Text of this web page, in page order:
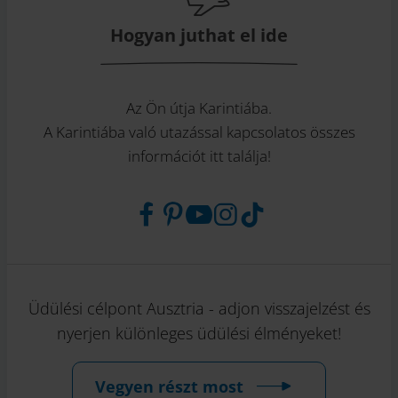
Hogyan juthat el ide
Az Ön útja Karintiába.
A Karintiába való utazással kapcsolatos összes
információt itt találja!
Üdülési célpont Ausztria - adjon visszajelzést és
nyerjen különleges üdülési élményeket!
Vegyen részt most